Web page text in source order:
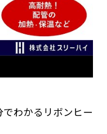
でわかるリボンヒー